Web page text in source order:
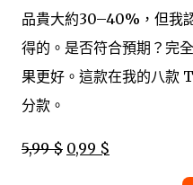
品貴大約30–40%，但我
得的。是否符合預期？完
果更好。這款在我的八款
分款。
5,99 $ 0,99 $